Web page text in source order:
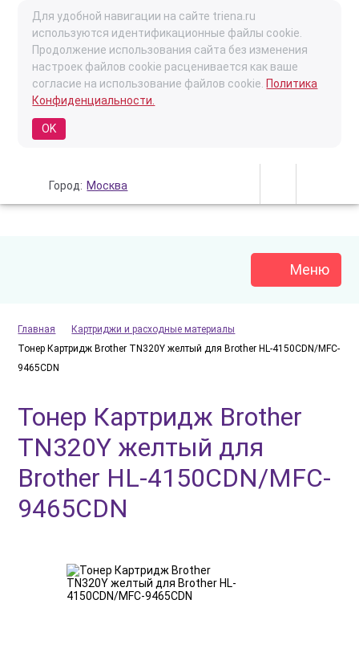
Для удобной навигации на сайте triena.ru
используются идентификационные файлы cookie.
Продолжение использования сайта без изменения
настроек файлов cookie расценивается как ваше
согласие на использование файлов cookie. Политика
Конфиденциальности.
OK
Город: Москва
Меню
Главная
Картриджи и расходные материалы
Тонер Картридж Brother TN320Y желтый для Brother HL-4150CDN/MFC-
9465CDN
Тонер Картридж Brother
TN320Y желтый для
Brother HL-4150CDN/MFC-
9465CDN